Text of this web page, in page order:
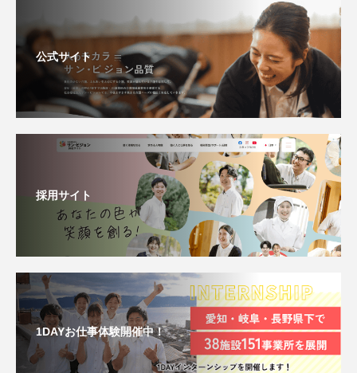
公式サイト
採用サイト
1DAYお仕事体験開催中！